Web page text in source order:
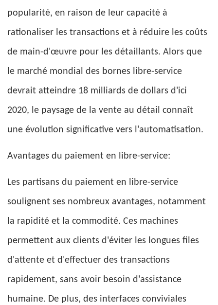
popularité, en raison de leur capacité à
rationaliser les transactions et à réduire les coûts
de main-d'œuvre pour les détaillants. Alors que
le marché mondial des bornes libre-service
devrait atteindre 18 milliards de dollars d'ici
2020, le paysage de la vente au détail connaît
une évolution significative vers l'automatisation.
Avantages du paiement en libre-service:
Les partisans du paiement en libre-service
soulignent ses nombreux avantages, notamment
la rapidité et la commodité. Ces machines
permettent aux clients d'éviter les longues files
d'attente et d'effectuer des transactions
rapidement, sans avoir besoin d'assistance
humaine. De plus, des interfaces conviviales